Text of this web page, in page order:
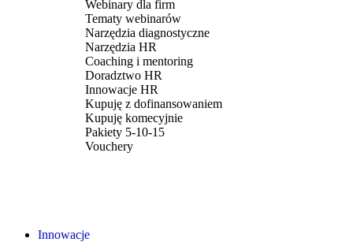
Webinary dla firm
Tematy webinarów
Narzędzia diagnostyczne
Narzędzia HR
Coaching i mentoring
Doradztwo HR
Innowacje HR
Kupuję z dofinansowaniem
Kupuję komecyjnie
Pakiety 5-10-15
Vouchery
Innowacje